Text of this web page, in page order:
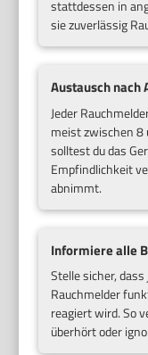
stattdessen in
sie zuverlässig
Austausch nach
Jeder
meist zwischen 8
solltest du das
Empfindlichkeit
abnimmt.
Informiere alle
Stelle sicher,
Rauchmelder
reagiert wird. So
überhört oder